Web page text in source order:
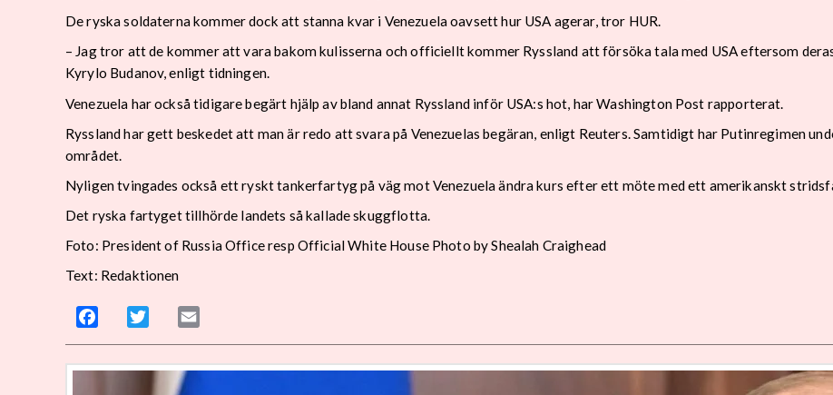
De ryska soldaterna kommer dock att stanna kvar i Venezuela oavsett hur USA agerar, tror HUR.
– Jag tror att de kommer att vara bakom kulisserna och officiellt kommer Ryssland att försöka tala med USA eftersom
Kyrylo Budanov, enligt tidningen.
Venezuela har också tidigare begärt hjälp av bland annat Ryssland inför USA:s hot, har Washington Post rapporterat.
Ryssland har gett beskedet att man är redo att svara på Venezuelas begäran, enligt Reuters. Samtidigt har Putinregimen
området.
Nyligen tvingades också ett ryskt tankerfartyg på väg mot Venezuela ändra kurs efter ett möte med ett amerikanskt
Det ryska fartyget tillhörde landets så kallade skuggflotta.
Foto: President of Russia Office resp Official White House Photo by Shealah Craighead
Text: Redaktionen
Facebook Twitter